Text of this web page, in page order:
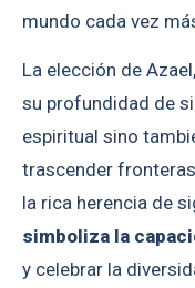
mundo cada vez
La elección de
su profundidad de
espiritual sino
trascender
la rica herencia de
simboliza la
y celebrar la